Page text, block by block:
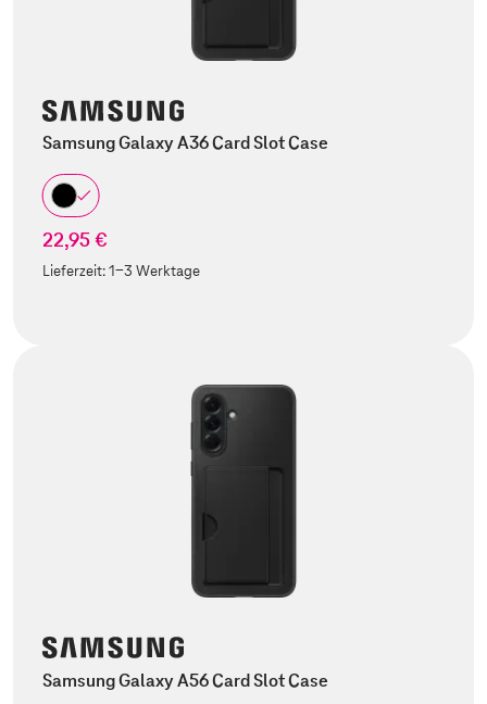
Samsung Galaxy A36 Card Slot Case
22,95 €
Lieferzeit:1-3 Werktage
Samsung Galaxy A56 Card Slot Case